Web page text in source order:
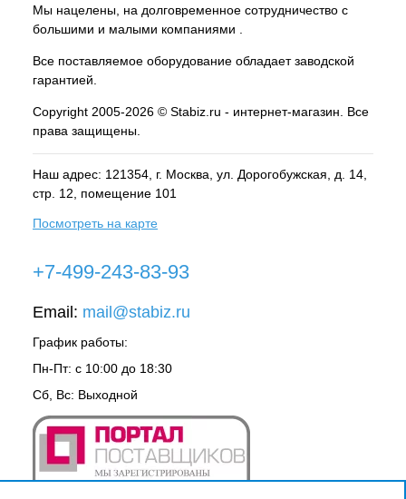
Мы нацелены, на долговременное сотрудничество с
большими и малыми компаниями .
Все поставляемое оборудование обладает заводской
гарантией.
Copyright 2005-2026 © Stabiz.ru - интернет-магазин. Все
права защищены.
Наш адрес: 121354, г. Москва , ул. Дорогобужская, д. 14,
стр. 12, помещение 101
Посмотреть на карте
+7-499-243-83-93
Email: mail@stabiz.ru
График работы:
Пн-Пт: с 10:00 до 18:30
Сб, Вс: Выходной